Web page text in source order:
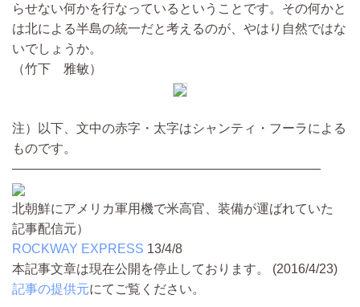
らせない何かを行なっているということです。その何かと
は北による半島の統一だと考えるのが、やはり自然ではな
いでしょうか。
（竹下 雅敏）
注）以下、文中の赤字・太字はシャンティ・フーラによる
ものです。
————————————————————————
北朝鮮にアメリカ軍用機で米高官、装備が運ばれていた
記事配信元）
ROCKWAY EXPRESS 13/4/8
本記事文章は現在公開を停止しております。 (2016/4/23)
記事の提供元にてご覧ください。